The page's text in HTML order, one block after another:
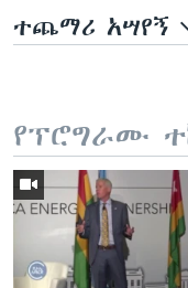
ተጨማሪ አሣየኝ
የፕሮግራሙ